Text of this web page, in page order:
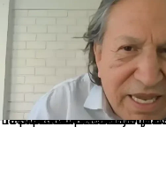
La presidenta Keiko Fujimori informó que la solicitud de indulto presentada por el expresidente Alejandro Toledo será evaluada por la Comisión de Gracias Presidenciales conforme al procedimiento establecido.